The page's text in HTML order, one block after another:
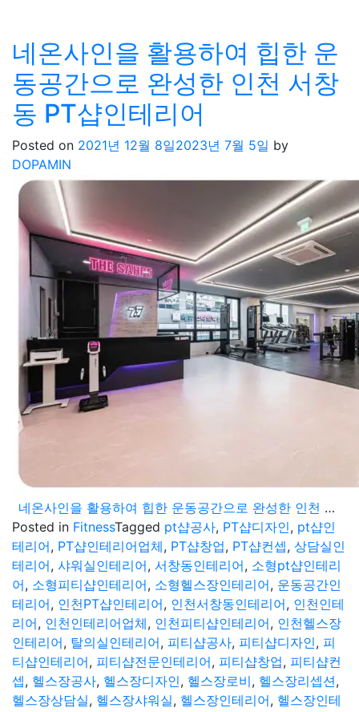
네온사인을 활용하여 힙한 운
동공간으로 완성한 인천 서창
동 PT샵인테리어
Posted on 2021년 12월 8일2023년 7월 5일 by
DOPAMIN
네온사인을 활용하여 힙한 운동공간으로 완성한 인천 서창동 PT샵인테리어
Posted in FitnessTagged pt샵공사, PT샵디자인, pt샵인
테리어, PT샵인테리어업체, PT샵창업, PT샵컨셉, 상담실인
테리어, 샤워실인테리어, 서창동인테리어, 소형pt샵인테리
어, 소형피티샵인테리어, 소형헬스장인테리어, 운동공간인
테리어, 인천PT샵인테리어, 인천서창동인테리어, 인천인테
리어, 인천인테리어업체, 인천피티샵인테리어, 인천헬스장
인테리어, 탈의실인테리어, 피티샵공사, 피티샵디자인, 피
티샵인테리어, 피티샵전문인테리어, 피티샵창업, 피티샵컨
셉, 헬스장공사, 헬스장디자인, 헬스장로비, 헬스장리셉션,
헬스장상담실, 헬스장샤워실, 헬스장인테리어, 헬스장인테